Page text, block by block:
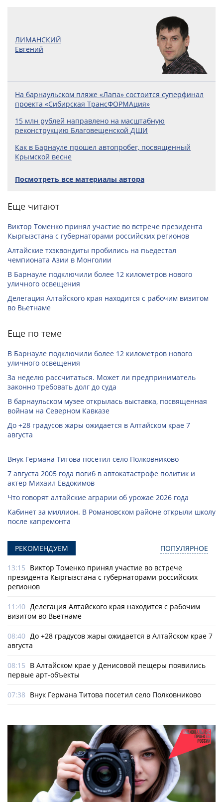
ЛИМАНСКИЙ
Евгений
На барнаульском пляже «Лапа» состоится суперфинал
проекта «Сибирская ТрансФОРМАция»
15 млн рублей направлено на масштабную
реконструкцию Благовещенской ДШИ
Как в Барнауле прошел автопробег, посвященный
Крымской весне
Посмотреть все материалы автора
Еще читают
Виктор Томенко принял участие во встрече президента
Кыргызстана с губернаторами российских регионов
Алтайские тхэквондиты пробились на пьедестал
чемпионата Азии в Монголии
В Барнауле подключили более 12 километров нового
уличного освещения
Делегация Алтайского края находится с рабочим визитом
во Вьетнаме
Еще по теме
В Барнауле подключили более 12 километров нового
уличного освещения
За неделю рассчитаться. Может ли предприниматель
законно требовать долг до суда
В барнаульском музее открылась выставка, посвященная
войнам на Северном Кавказе
До +28 градусов жары ожидается в Алтайском крае 7
августа
Внук Германа Титова посетил село Полковниково
7 августа 2005 года погиб в автокатастрофе политик и
актер Михаил Евдокимов
Что говорят алтайские аграрии об урожае 2026 года
Кабинет за миллион. В Романовском районе открыли школу
после капремонта
РЕКОМЕНДУЕМ ПОПУЛЯРНОЕ
13:15 Виктор Томенко принял участие во встрече
президента Кыргызстана с губернаторами российских
регионов
11:40 Делегация Алтайского края находится с рабочим
визитом во Вьетнаме
08:40 До +28 градусов жары ожидается в Алтайском крае 7
августа
08:15 В Алтайском крае у Денисовой пещеры появились
первые арт-объекты
07:38 Внук Германа Титова посетил село Полковниково